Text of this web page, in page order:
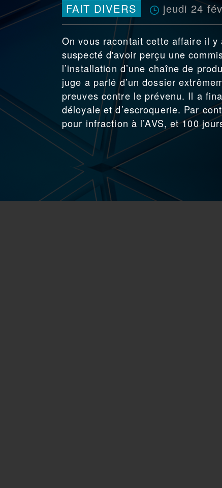
FAIT DIVERS jeudi 24
On vous racontait cette affaire il y
suspecté d'avoir perçu une
l’installation d’une chaîne de
juge a parlé d’un dossier
preuves contre le prévenu. Il a
déloyale et d’escroquerie. Par
pour infraction à l’AVS, et 100